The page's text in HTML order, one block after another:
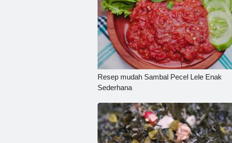
Resep mudah Sambal Pecel Lele Enak
Sederhana